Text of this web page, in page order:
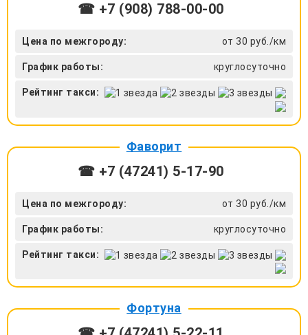
☎ +7 (908) 788-00-00
Цена по межгороду: от 30 руб./км
График работы: круглосуточно
Рейтинг такси:
Фаворит
☎ +7 (47241) 5-17-90
Цена по межгороду: от 30 руб./км
График работы: круглосуточно
Рейтинг такси:
Фортуна